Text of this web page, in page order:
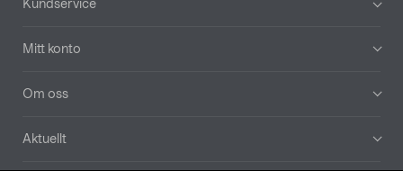
Kundservice
Mitt konto
Om oss
Aktuellt